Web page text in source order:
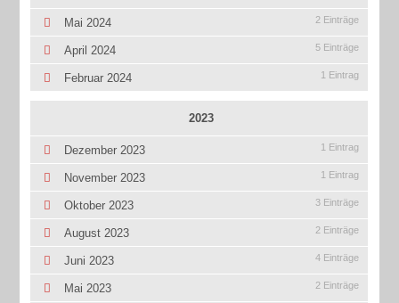
Mai 2024 2 Einträge
April 2024 5 Einträge
Februar 2024 1 Eintrag
2023
Dezember 2023 1 Eintrag
November 2023 1 Eintrag
Oktober 2023 3 Einträge
August 2023 2 Einträge
Juni 2023 4 Einträge
Mai 2023 2 Einträge